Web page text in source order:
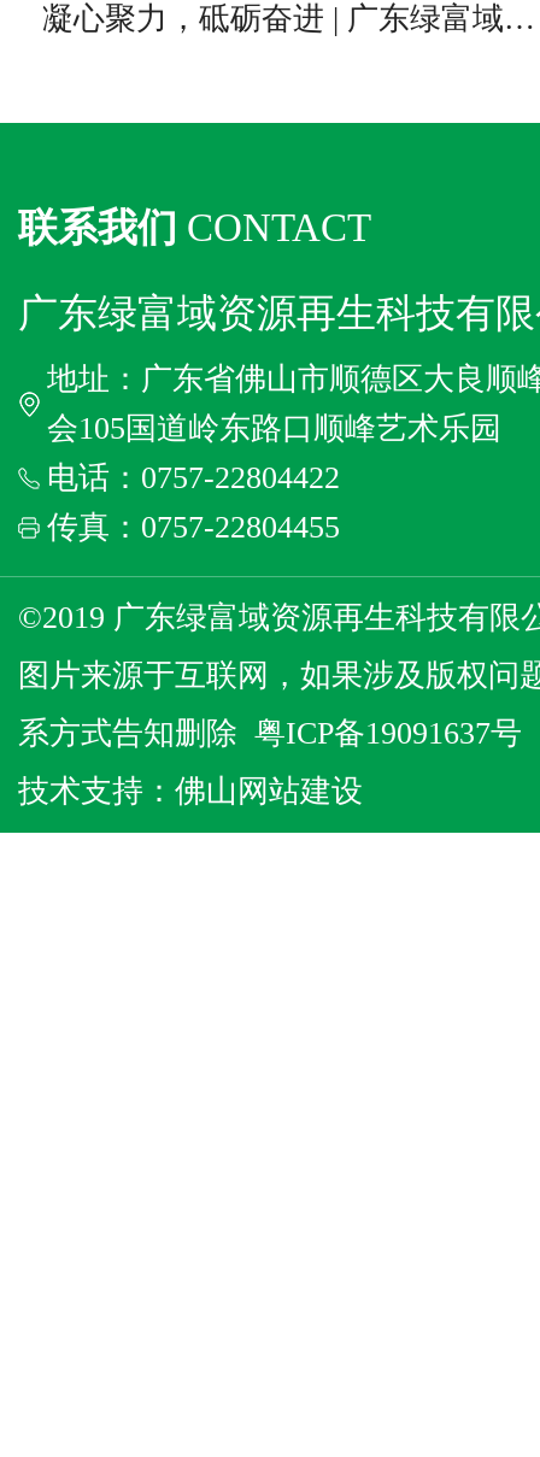
凝心聚力，砥砺奋进 | 广东绿富域…
联系我们 CONTACT
广东绿富域资源再生科技有
地址：广东省佛山市顺德区大良顺
会105国道岭东路口顺峰艺术乐园
电话：0757-22804422
传真：0757-22804455
©2019 广东绿富域资源再生科技有限
图片来源于互联网，如果涉及版权问
系方式告知删除 粤ICP备19091637号
技术支持： 佛山网站建设